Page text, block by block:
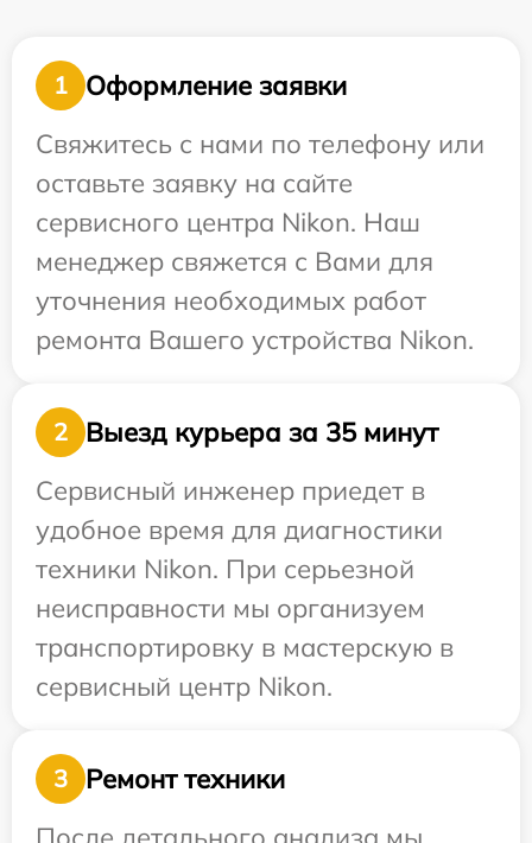
1
Оформление заявки
Свяжитесь с нами по телефону или
оставьте заявку на сайте
сервисного центра Nikon. Наш
менеджер свяжется с Вами для
уточнения необходимых работ
ремонта Вашего устройства Nikon.
2
Выезд курьера за 35 минут
Сервисный инженер приедет в
удобное время для диагностики
техники Nikon. При серьезной
неисправности мы организуем
транспортировку в мастерскую в
сервисный центр Nikon.
3
Ремонт техники